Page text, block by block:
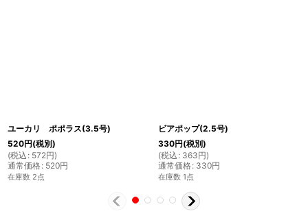
ユーカリ ポポラス(3.5号)
520円(税別)
(税込 : 572円)
通常価格: 520円
在庫数 2点
ビアポップ(2.5号)
330円(税別)
(税込 : 363円)
通常価格: 330円
在庫数 1点